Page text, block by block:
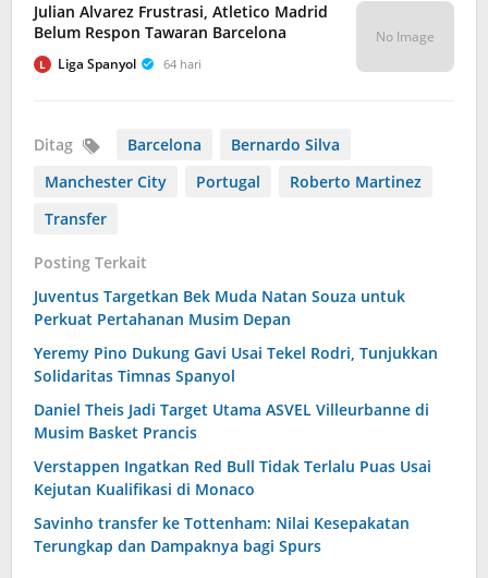
Julian Alvarez Frustrasi, Atletico Madrid
Belum Respon Tawaran Barcelona
L Liga Spanyol 64 hari
No Image
Ditag Barcelona
Bernardo Silva
Manchester City
Portugal
Roberto Martinez
Transfer
Posting Terkait
Juventus Targetkan Bek Muda Natan Souza untuk
Perkuat Pertahanan Musim Depan
Yeremy Pino Dukung Gavi Usai Tekel Rodri, Tunjukkan
Solidaritas Timnas Spanyol
Daniel Theis Jadi Target Utama ASVEL Villeurbanne di
Musim Basket Prancis
Verstappen Ingatkan Red Bull Tidak Terlalu Puas Usai
Kejutan Kualifikasi di Monaco
Savinho transfer ke Tottenham: Nilai Kesepakatan
Terungkap dan Dampaknya bagi Spurs